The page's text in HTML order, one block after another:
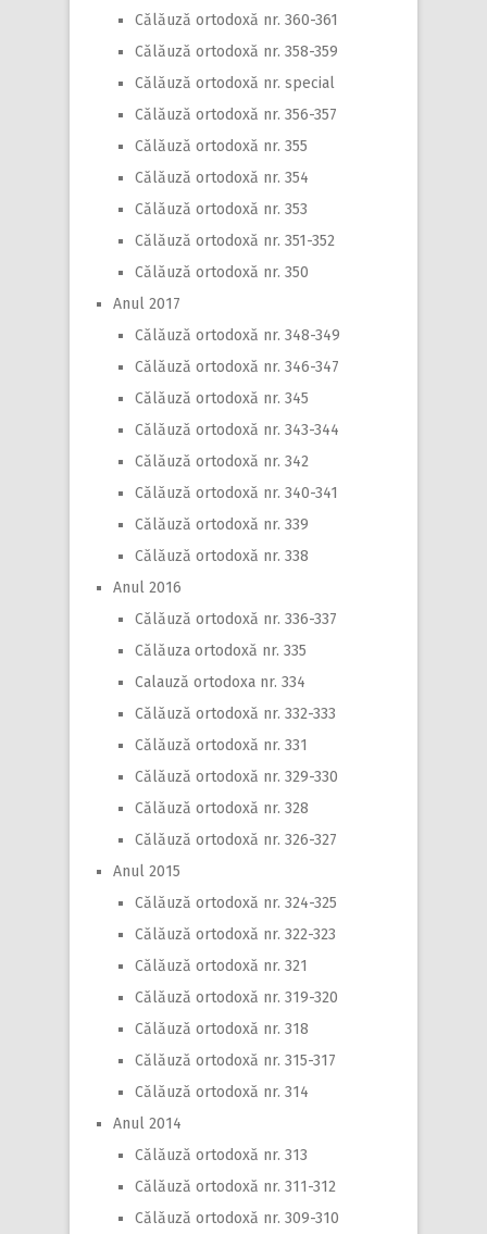
Călăuză ortodoxă nr. 360-361
Călăuză ortodoxă nr. 358-359
Călăuză ortodoxă nr. special
Călăuză ortodoxă nr. 356-357
Călăuză ortodoxă nr. 355
Călăuză ortodoxă nr. 354
Călăuză ortodoxă nr. 353
Călăuză ortodoxă nr. 351-352
Călăuză ortodoxă nr. 350
Anul 2017
Călăuză ortodoxă nr. 348-349
Călăuză ortodoxă nr. 346-347
Călăuză ortodoxă nr. 345
Călăuză ortodoxă nr. 343-344
Călăuză ortodoxă nr. 342
Călăuză ortodoxă nr. 340-341
Călăuză ortodoxă nr. 339
Călăuză ortodoxă nr. 338
Anul 2016
Călăuză ortodoxă nr. 336-337
Călăuza ortodoxă nr. 335
Calauză ortodoxa nr. 334
Călăuză ortodoxă nr. 332-333
Călăuză ortodoxă nr. 331
Călăuză ortodoxă nr. 329-330
Călăuză ortodoxă nr. 328
Călăuză ortodoxă nr. 326-327
Anul 2015
Călăuză ortodoxă nr. 324-325
Călăuză ortodoxă nr. 322-323
Călăuză ortodoxă nr. 321
Călăuză ortodoxă nr. 319-320
Călăuză ortodoxă nr. 318
Călăuză ortodoxă nr. 315-317
Călăuză ortodoxă nr. 314
Anul 2014
Călăuză ortodoxă nr. 313
Călăuză ortodoxă nr. 311-312
Călăuză ortodoxă nr. 309-310